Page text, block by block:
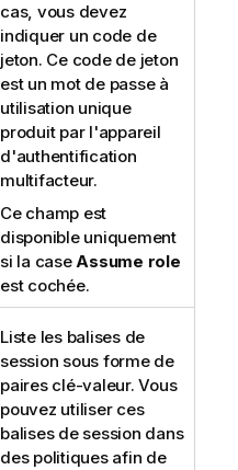
cas, vous devez
indiquer un code de
jeton. Ce code de jeton
est un mot de passe à
utilisation unique
produit par l'appareil
d'authentification
multifacteur.
Ce champ est
disponible uniquement
si la caseAssume role
est cochée.
Liste les balises de
session sous forme de
paires clé-valeur. Vous
pouvez utiliser ces
balises de session dans
des politiques afin de